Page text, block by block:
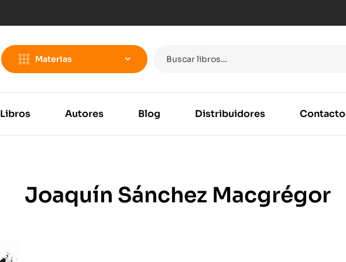
Materias
Libros Autores Blog Distribuidores Contacto
Joaquín Sánchez Macgrégor